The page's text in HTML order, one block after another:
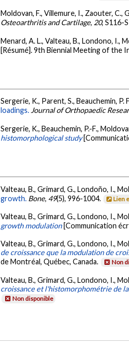
Moldovan, F., Villemure, I., Zaouter, C.,
Osteoarthritis and Cartilage, 20, S116-
Menard, A. L., Valteau, B., Londono, I.,
[Résumé]. 9th Biennial Meeting of the
Sergerie, K., Parent, S., Beauchemin,
loadings.Journal of Orthopaedic
Sergerie, K., Beauchemin, P.-F.,
histomorphological study
Valteau, B., Grimard, G., Londoño, I.,
growth. Bone, 49(5), 996-1004. Lien
Valteau, B., Grimard, G., Londono, I.,
growth modulation [Communication
Valteau, B., Grimard, G., Londono, I.,
de croissance que la modulation de
de Montréal, Québec, Canada.
Non
Valteau, B., Grimard, G., Londono, I.,
croissance et l'histomorphométrie de
Non disponible